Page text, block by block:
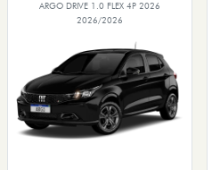
ARGO DRIVE 1.0 FLEX 4P 2026
2026/2026